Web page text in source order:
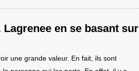
en se basant sur
une grande valeur. En fait, ils sont